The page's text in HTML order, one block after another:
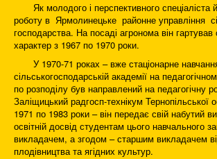
Як молодого і перспективного спеціаліста
роботу в Ярмолинецьке районне управління
господарства. На посаді агронома він гартував
характер з 1967 по 1970 роки.
У 1970-71 роках – вже стаціонарне навчання
сільськогосподарській академії на
по розподілу був направлений на педагогічну
Заліщицький радгосп-технікум Тернопільської
1971 по 1983 роки – він передає свій набутий
освітній досвід студентам цього навчального
викладачем, а згодом – старшим викладачем
плодівництва та ягідних культур.